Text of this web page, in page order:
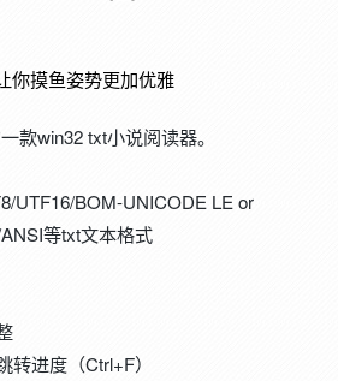
你摸鱼姿势更加优雅
款win32 txt小说阅读器。
UTF16/BOM-UNICODE LE or
等txt文本格式
进度（Ctrl+F）